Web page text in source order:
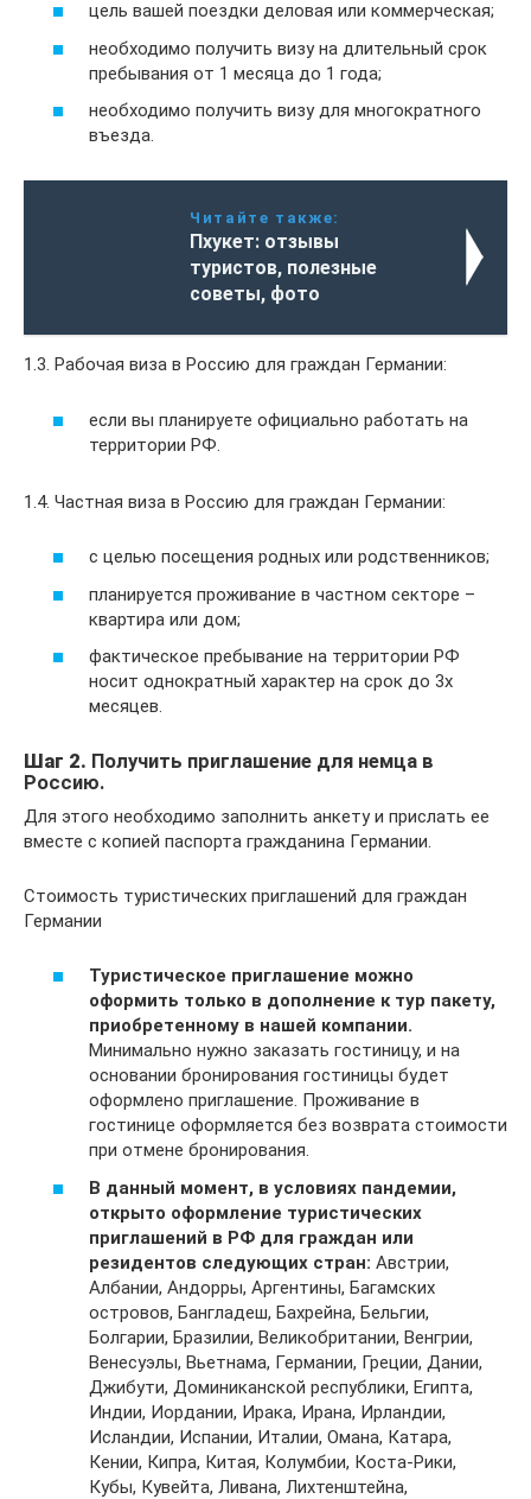
цель вашей поездки деловая или коммерческая;
необходимо получить визу на длительный срок
пребывания от 1 месяца до 1 года;
необходимо получить визу для многократного
въезда.
Читайте также:
Пхукет: отзывы
туристов, полезные
советы, фото
1.3. Рабочая виза в Россию для граждан Германии:
если вы планируете официально работать на
территории РФ.
1.4. Частная виза в Россию для граждан Германии:
с целью посещения родных или родственников;
планируется проживание в частном секторе –
квартира или дом;
фактическое пребывание на территории РФ
носит однократный характер на срок до 3х
месяцев.
Шаг 2. Получить приглашение для немца в
Россию.
Для этого необходимо заполнить анкету и прислать ее
вместе с копией паспорта гражданина Германии.
Стоимость туристических приглашений для граждан
Германии
Туристическое приглашение можно
оформить только в дополнение к тур пакету,
приобретенному в нашей компании.
Минимально нужно заказать гостиницу, и на
основании бронирования гостиницы будет
оформлено приглашение. Проживание в
гостинице оформляется без возврата стоимости
при отмене бронирования.
В данный момент, в условиях пандемии,
открыто оформление туристических
приглашений в РФ для граждан или
резидентов следующих стран: Австрии,
Албании, Андорры, Аргентины, Багамских
островов, Бангладеш, Бахрейна, Бельгии,
Болгарии, Бразилии, Великобритании, Венгрии,
Венесуэлы, Вьетнама, Германии, Греции, Дании,
Джибути, Доминиканской республики, Египта,
Индии, Иордании, Ирака, Ирана, Ирландии,
Исландии, Испании, Италии, Омана, Катара,
Кении, Кипра, Китая, Колумбии, Коста-Рики,
Кубы, Кувейта, Ливана, Лихтенштейна,